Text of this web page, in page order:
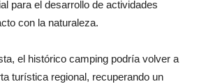
para el desarrollo de actividades
con la naturaleza.
el histórico camping podría volver a
turística regional, recuperando un